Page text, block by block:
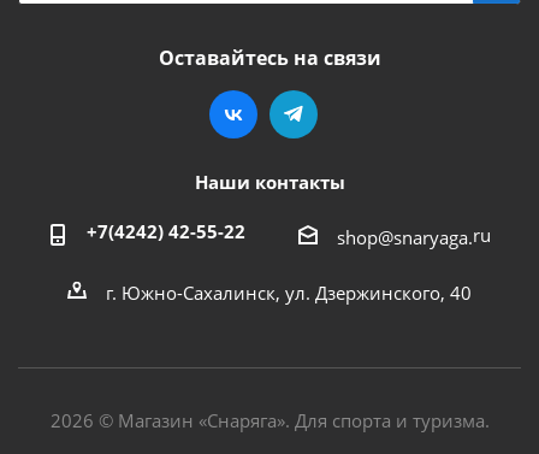
Оставайтесь на связи
Наши контакты
+7(4242) 42-55-22 shop@snaryaga.ru
г. Южно-Сахалинск, ул. Дзержинского, 40
2026 © Магазин «Снаряга». Для спорта и туризма.